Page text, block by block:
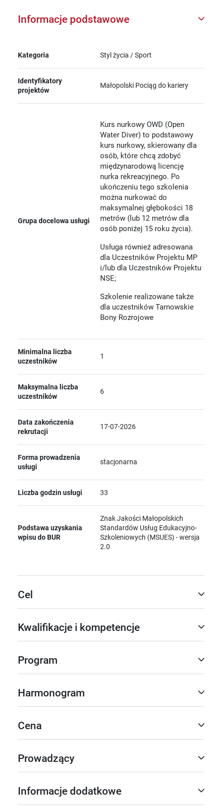
Informacje podstawowe
Kategoria Styl życia / Sport
Identyfikatory
projektów
Małopolski Pociąg do kariery
Grupa docelowa usługi
Kurs nurkowy OWD (Open
Water Diver) to podstawowy
kurs nurkowy, skierowany dla
osób, które chcą zdobyć
międzynarodową licencję
nurka rekreacyjnego. Po
ukończeniu tego szkolenia
można nurkować do
maksymalnej głębokości 18
metrów (lub 12 metrów dla
osób poniżej 15 roku życia).
Usługa również adresowana
dla Uczestników Projektu MP
i/lub dla Uczestników Projektu
NSE;
Szkolenie realizowane także
dla uczestników Tarnowskie
Bony Rozrojowe
Minimalna liczba
uczestników
1
Maksymalna liczba
uczestników
6
Data zakończenia
rekrutacji
17-07-2026
Forma prowadzenia
usługi
stacjonarna
Liczba godzin usługi 33
Podstawa uzyskania
wpisu do BUR
Znak Jakości Małopolskich
Standardów Usług Edukacyjno-
Szkoleniowych (MSUES) - wersja
2.0
Cel
Kwalifikacje i kompetencje
Program
Harmonogram
Cena
Prowadzący
Informacje dodatkowe